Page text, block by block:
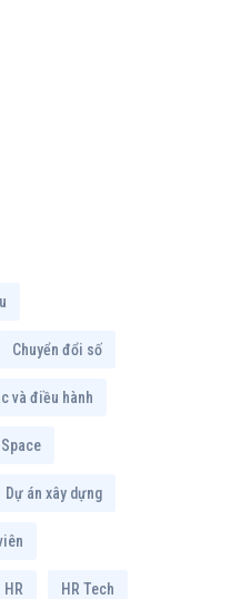
Chuyển đổi số
và điều hành
Dự án xây dựng
HR HR Tech